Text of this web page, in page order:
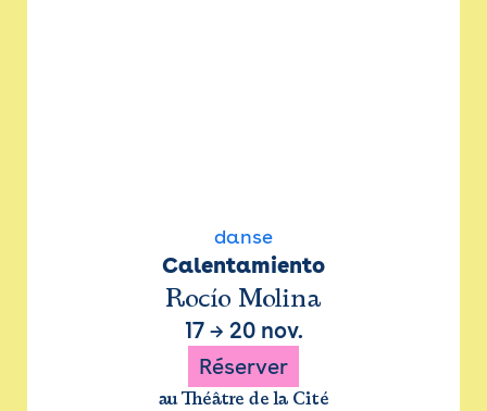
danse
Calentamiento
Rocío Molina
17→ 20 nov.
Réserver
au Théâtre de la Cité